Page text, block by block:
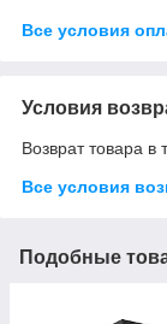
Все условия
Условия
Возврат товара в
Все условия
Подобные